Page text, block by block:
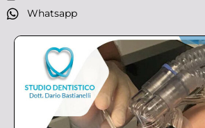
Whatsapp